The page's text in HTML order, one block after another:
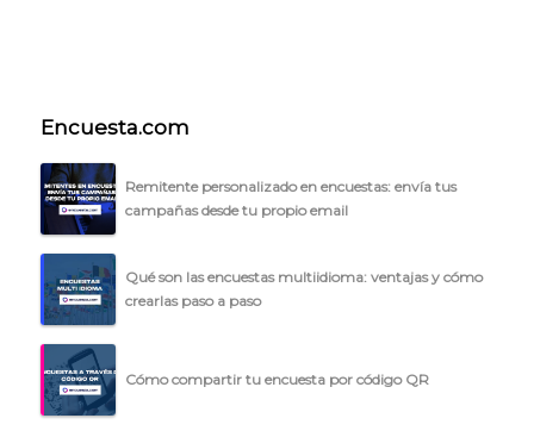
CÓMO FUNCIONA
PLANTILLAS
PRECIOS
BLOG
ACCEDER →
Encuesta.com
Remitente personalizado en encuestas: envía tus
campañas desde tu propio email
Qué son las encuestas multiidioma: ventajas y cómo
crearlas paso a paso
Cómo compartir tu encuesta por código QR